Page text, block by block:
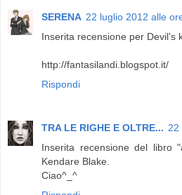
SERENA 22 luglio 2012 alle
Inserita recensione per Devil's
http://fantasilandi.blogspot.it/
Rispondi
TRA LE RIGHE E OLTRE... 22
Inserita recensione del libro
Kendare Blake.
Ciao^_^